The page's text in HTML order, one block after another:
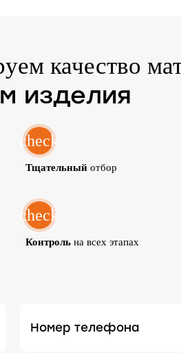
качество
изделия
check
Тщательный отбор
check
Контроль на всех этапах
Номер телефона